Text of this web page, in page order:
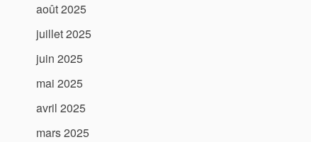
août 2025
juillet 2025
juin 2025
mai 2025
avril 2025
mars 2025